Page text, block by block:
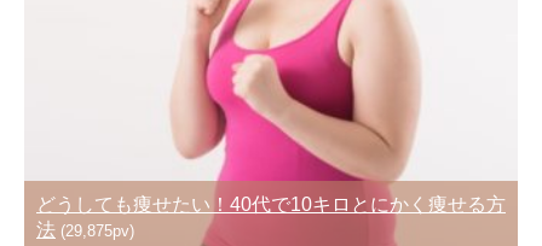
どうしても痩せたい！40代で10キロとにかく痩せる方
法 (29,875pv)